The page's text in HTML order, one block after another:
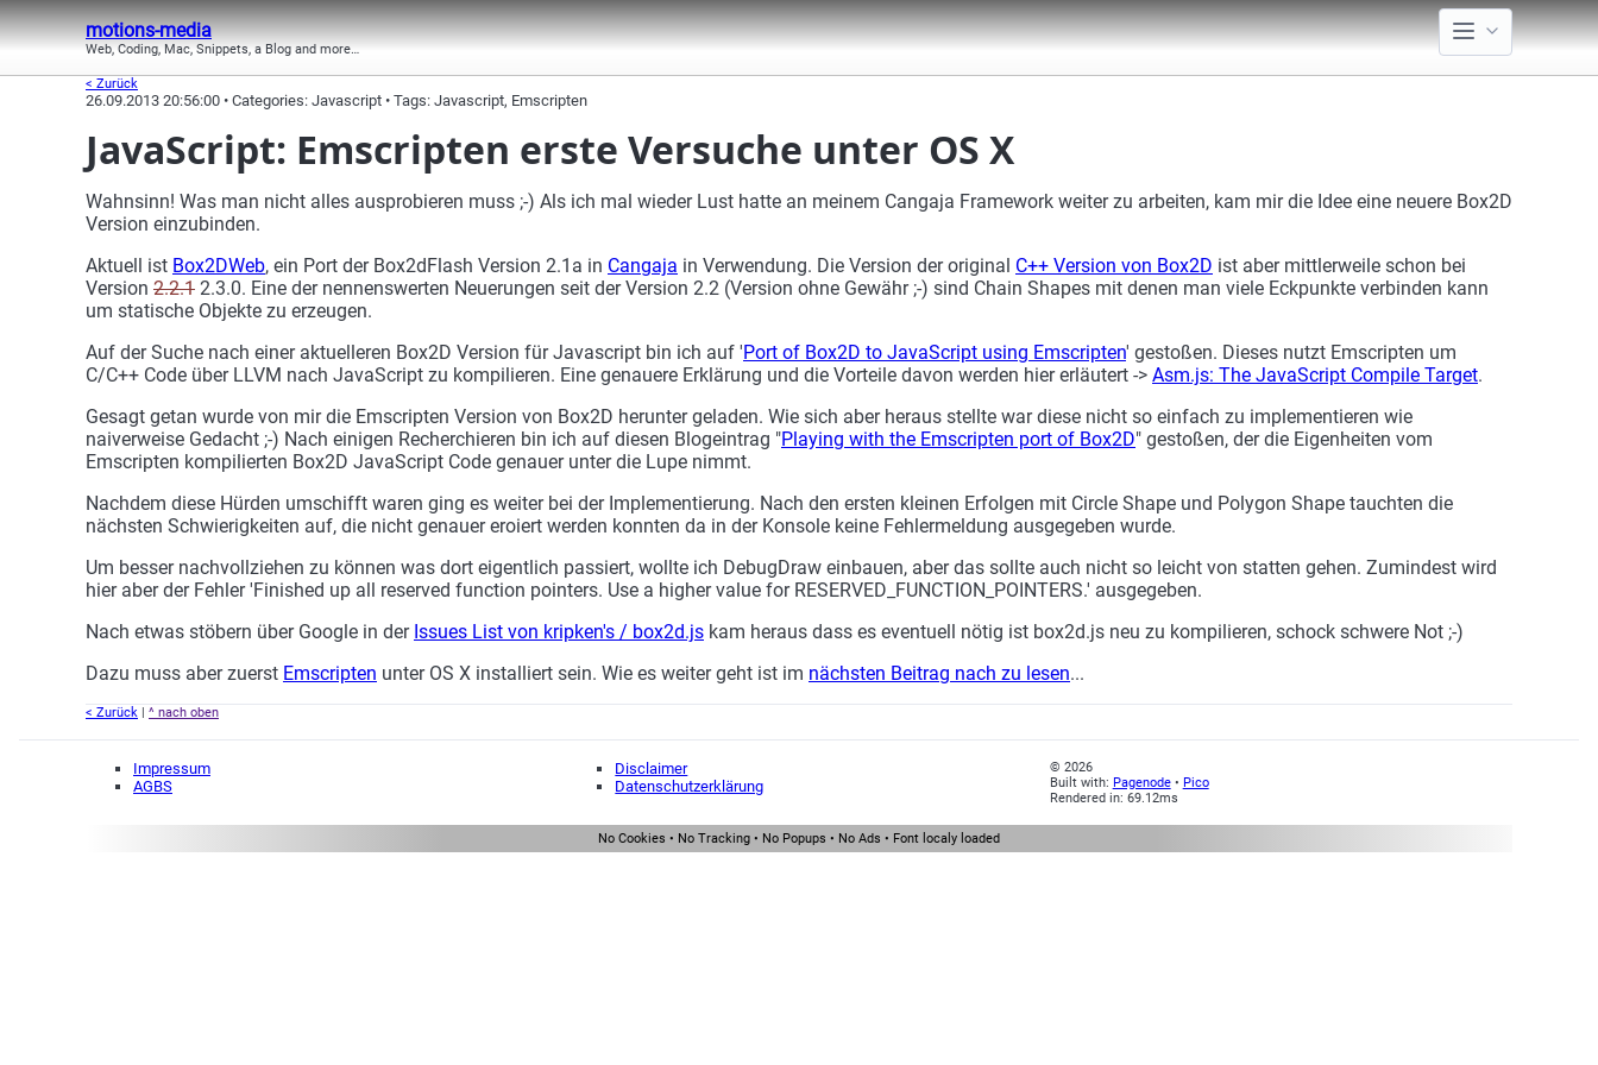
motions-media
Web, Coding, Mac, Snippets, a Blog and more…
< Zurück
26.09.2013 20:56:00 • Categories: Javascript • Tags: Javascript, Emscripten
JavaScript: Emscripten erste Versuche unter OS X
Wahnsinn! Was man nicht alles ausprobieren muss ;-) Als ich mal wieder Lust hatte an meinem Cangaja Framework weiter zu arbeiten, kam mir die Idee eine neuere Box2D
Version einzubinden.
Aktuell ist Box2DWeb, ein Port der Box2dFlash Version 2.1a in Cangaja in Verwendung. Die Version der original C++ Version von Box2D ist aber mittlerweile schon bei
Version 2.2.1 2.3.0. Eine der nennenswerten Neuerungen seit der Version 2.2 (Version ohne Gewähr ;-) sind Chain Shapes mit denen man viele Eckpunkte verbinden kann
um statische Objekte zu erzeugen.
Auf der Suche nach einer aktuelleren Box2D Version für Javascript bin ich auf 'Port of Box2D to JavaScript using Emscripten' gestoßen. Dieses nutzt Emscripten um
C/C++ Code über LLVM nach JavaScript zu kompilieren. Eine genauere Erklärung und die Vorteile davon werden hier erläutert -> Asm.js: The JavaScript Compile Target.
Gesagt getan wurde von mir die Emscripten Version von Box2D herunter geladen. Wie sich aber heraus stellte war diese nicht so einfach zu implementieren wie
naiverweise Gedacht ;-) Nach einigen Recherchieren bin ich auf diesen Blogeintrag "Playing with the Emscripten port of Box2D" gestoßen, der die Eigenheiten vom
Emscripten kompilierten Box2D JavaScript Code genauer unter die Lupe nimmt.
Nachdem diese Hürden umschifft waren ging es weiter bei der Implementierung. Nach den ersten kleinen Erfolgen mit Circle Shape und Polygon Shape tauchten die
nächsten Schwierigkeiten auf, die nicht genauer eroiert werden konnten da in der Konsole keine Fehlermeldung ausgegeben wurde.
Um besser nachvollziehen zu können was dort eigentlich passiert, wollte ich DebugDraw einbauen, aber das sollte auch nicht so leicht von statten gehen. Zumindest wird
hier aber der Fehler 'Finished up all reserved function pointers. Use a higher value for RESERVED_FUNCTION_POINTERS.' ausgegeben.
Nach etwas stöbern über Google in der Issues List von kripken's / box2d.js kam heraus dass es eventuell nötig ist box2d.js neu zu kompilieren, schock schwere Not ;-)
Dazu muss aber zuerst Emscripten unter OS X installiert sein. Wie es weiter geht ist im nächsten Beitrag nach zu lesen...
< Zurück | ^ nach oben
Impressum
AGBS
Disclaimer
Datenschutzerklärung
© 2026
Built with: Pagenode• Pico
Rendered in: 69.12ms
No Cookies • No Tracking • No Popups • No Ads • Font localy loaded